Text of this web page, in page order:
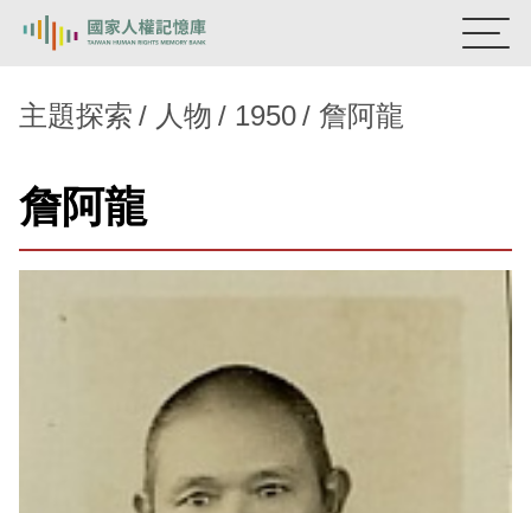
新生訓導處
主題探索
背景知識
主題探索 人物 1950 詹阿龍
詹阿龍